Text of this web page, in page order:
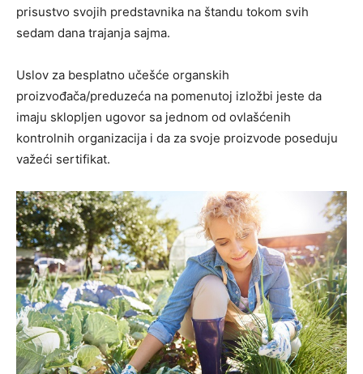
prisustvo svojih predstavnika na štandu tokom svih
sedam dana trajanja sajma.
Uslov za besplatno učešće organskih
proizvođača/preduzeća na pomenutoj izložbi jeste da
imaju sklopljen ugovor sa jednom od ovlašćenih
kontrolnih organizacija i da za svoje proizvode poseduju
važeći sertifikat.